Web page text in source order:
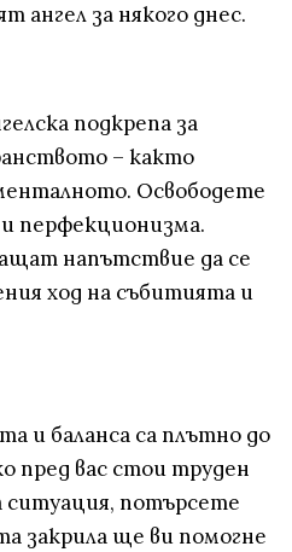
ангел за някого днес.
подкрепа за
– както
Освободете
перфекционизма.
напътствие да се
ход на събитията и
и баланса са плътно до
пред вас стои труден
ситуация, потърсете
закрила ще ви помогне